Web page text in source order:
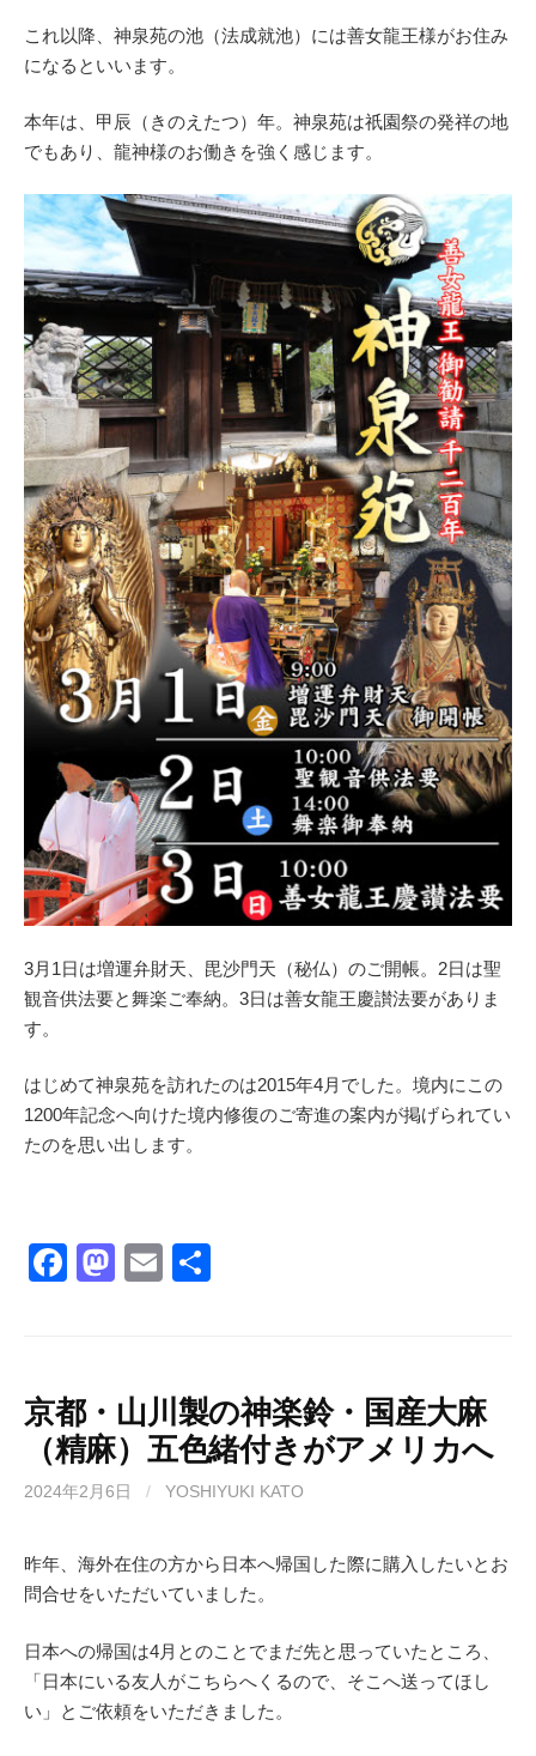
これ以降、神泉苑の池（法成就池）には善女龍王様がお住み
になるといいます。
本年は、甲辰（きのえたつ）年。神泉苑は祇園祭の発祥の地
でもあり、龍神様のお働きを強く感じます。
3月1日は増運弁財天、毘沙門天（秘仏）のご開帳。2日は聖
観音供法要と舞楽ご奉納。3日は善女龍王慶讃法要がありま
す。
はじめて神泉苑を訪れたのは2015年4月でした。境内にこの
1200年記念へ向けた境内修復のご寄進の案内が掲げられてい
たのを思い出します。
F
b
o
o
M
d
o
n
E
京都・山川製の神楽鈴・国産大麻
（精麻）五色緒付きがアメリカへ
2024年2月6日 / YOSHIYUKI KATO
昨年、海外在住の方から日本へ帰国した際に購入したいとお
問合せをいただいていました。
日本への帰国は4月とのことでまだ先と思っていたところ、
「日本にいる友人がこちらへくるので、そこへ送ってほし
い」とご依頼をいただきました。